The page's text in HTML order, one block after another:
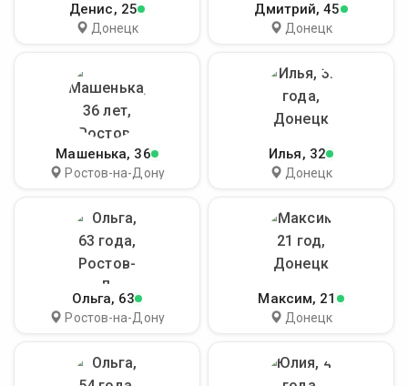
Денис, 25
Донецк
Дмитрий, 45
Донецк
Машенька, 36
Ростов-на-Дону
Илья, 32
Донецк
Ольга, 63
Ростов-на-Дону
Максим, 21
Донецк